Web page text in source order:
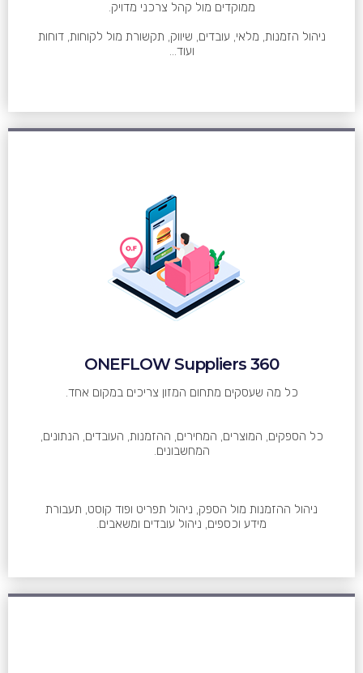
ממוקדים מול קהל צרכני מדויק.
ניהול הזמנות, מלאי, עובדים, שיווק, תקשורת מול לקוחות, דוחות
ועוד...
ONEFLOW Suppliers 360
כל מה שעסקים מתחום המזון צריכים במקום אחד.
כל הספקים, המוצרים, המחירים, ההזמנות, העובדים, הנתונים,
המחשבונים.
ניהול ההזמנות מול הספק, ניהול תפריט ופוד קוסט, תעבורת
מידע וכספים, ניהול עובדים ומשאבים.